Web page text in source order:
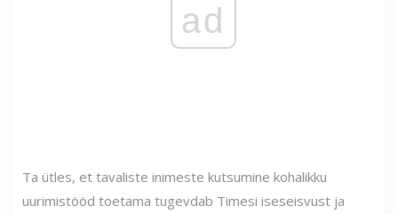
ad
Ta ütles, et tavaliste inimeste kutsumine kohalikku
uurimistööd toetama tugevdab Timesi iseseisvust ja